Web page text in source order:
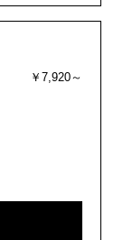
￥7,920～